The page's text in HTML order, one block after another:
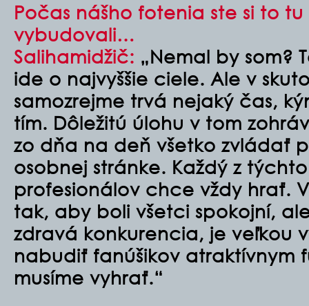
Počas nášho fotenia ste si to
vybudovali…
Salihamidžič: „Nemal by som?
ide o najvyššie ciele. Ale v
samozrejme trvá nejaký čas,
tím. Dôležitú úlohu v tom
zo dňa na deň všetko zvládať
osobnej stránke. Každý z
profesionálov chce vždy hrať.
tak, aby boli všetci spokojní,
zdravá konkurencia, je veľkou
nabudiť fanúšikov atraktívnym
musíme vyhrať.“